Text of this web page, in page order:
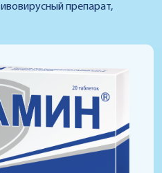
препарат,